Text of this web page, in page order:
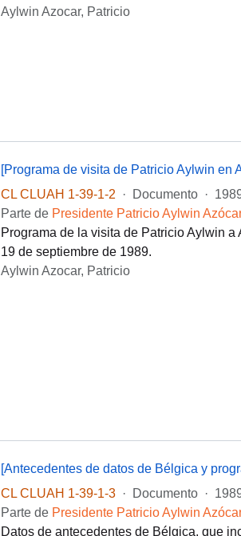
Aylwin Azocar, Patricio
[Programa de visita de Patricio Aylwin en
CL CLUAH 1-39-1-2
· Documento ·
Parte de Presidente Patricio Aylwin
Programa de la visita de Patricio Aylwin
19 de septiembre de 1989.
Aylwin Azocar, Patricio
[Antecedentes de datos de Bélgica y
CL CLUAH 1-39-1-3
· Documento ·
Parte de Presidente Patricio Aylwin
Datos de antecedentes de Bélgica, que